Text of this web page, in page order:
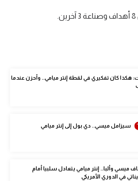
هكذا كان تفكيري في لقطة إنتر ميامي.. وأحزن عندما
سيزامل ميسي.. دي بول إلى إنتر ميامي
ميسي وألبا.. إنتر ميامي يتعادل سلبيا أمام
في الدوري الأمريكي